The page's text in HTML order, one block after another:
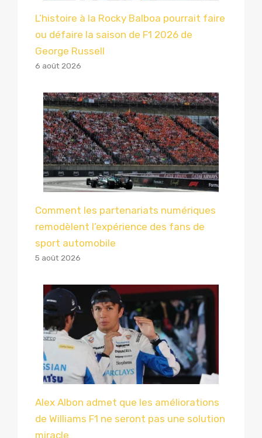
L’histoire à la Rocky Balboa pourrait faire
ou défaire la saison de F1 2026 de
George Russell
6 août 2026
Comment les partenariats numériques
remodèlent l’expérience des fans de
sport automobile
5 août 2026
Alex Albon admet que les améliorations
de Williams F1 ne seront pas une solution
miracle